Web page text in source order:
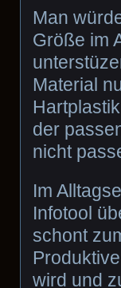
Man
Größe im
Material
der
nicht
Im
Infotool
schont
wird und